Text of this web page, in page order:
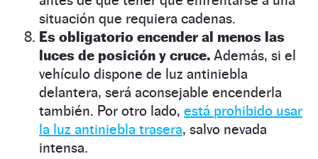
situación que requiera cadenas.
Es obligatorio encender al menos las
luces de posición y cruce. Además, si el
vehículo dispone de luz antiniebla
delantera, será aconsejable encenderla
también. Por otro lado, está prohibido usar
la luz antiniebla trasera, salvo nevada
intensa.